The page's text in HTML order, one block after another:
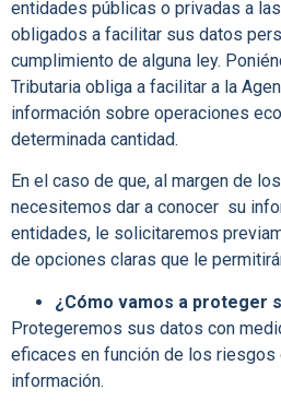
entidades públicas o privadas a
obligados a facilitar sus datos
cumplimiento de alguna ley.
Tributaria obliga a facilitar a la
información sobre operaciones
determinada cantidad.
En el caso de que, al margen de
necesitemos dar a conocer su
entidades, le solicitaremos
de opciones claras que le
¿Cómo vamos a proteger
Protegeremos sus datos con
eficaces en función de los
información.